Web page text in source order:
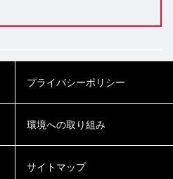
プライバシーポリシー
環境への取り組み
サイトマップ